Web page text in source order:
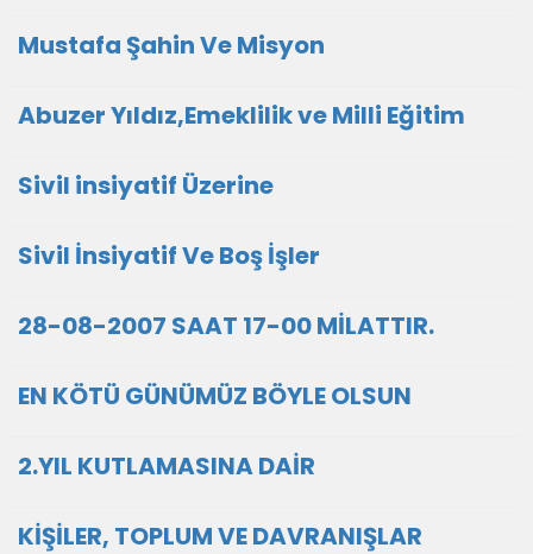
Mustafa Şahin Ve Misyon
Abuzer Yıldız,Emeklilik ve Milli Eğitim
Sivil insiyatif Üzerine
Sivil İnsiyatif Ve Boş İşler
28-08-2007 SAAT 17-00 MİLATTIR.
EN KÖTÜ GÜNÜMÜZ BÖYLE OLSUN
2.YIL KUTLAMASINA DAİR
KİŞİLER, TOPLUM VE DAVRANIŞLAR